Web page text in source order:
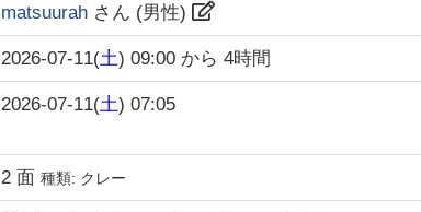
matsuurah さん (男性)
2026-07-11(土) 09:00 から4時間
2026-07-11(土) 07:05
2 面種類: クレー